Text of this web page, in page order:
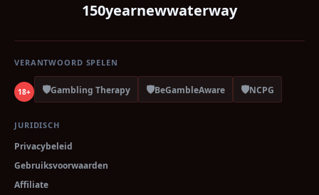
150yearnewwaterway
VERANTWOORD SPELEN
18+ 🛡️Gambling Therapy 🛡️BeGambleAware 🛡️NCPG
JURIDISCH
Privacybeleid
Gebruiksvoorwaarden
Affiliate